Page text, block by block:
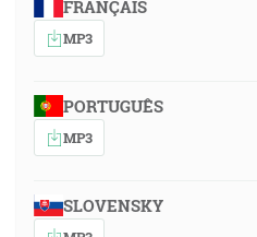
FRANÇAIS
MP3
PORTUGUÊS
MP3
SLOVENSKY